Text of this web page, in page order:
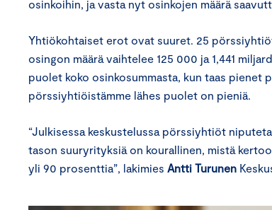
osinkoihin, ja vasta nyt osinkojen määrä
Yhtiökohtaiset erot ovat suuret. 25
osingon määrä vaihtelee 125 000 ja 1,441
puolet koko osinkosummasta, kun taas pienet
pörssiyhtiöistämme lähes puolet on pieniä.
“Julkisessa keskustelussa pörssiyhtiöt
tason suuryrityksiä on kourallinen, mistä
yli 90 prosenttia”, lakimies Antti Turunen